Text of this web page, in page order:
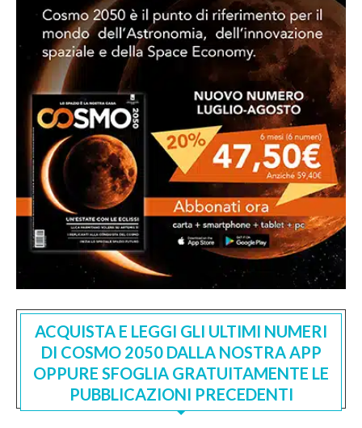
ACQUISTA E LEGGI GLI ULTIMI NUMERI
DI COSMO 2050 DALLA NOSTRA APP
OPPURE SFOGLIA GRATUITAMENTE LE
PUBBLICAZIONI PRECEDENTI